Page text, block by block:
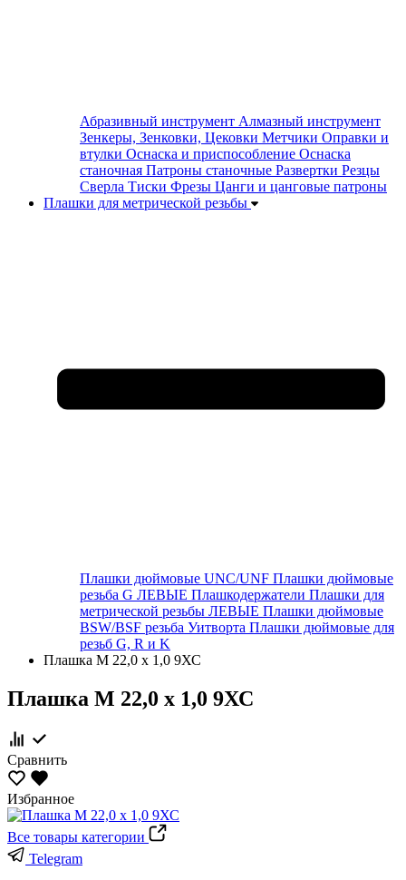
Абразивный инструмент Алмазный инструмент
Зенкеры, Зенковки, Цековки Метчики Оправки и
втулки Оснаска и приспособление Оснаска
станочная Патроны станочные Развертки Резцы
Сверла Тиски Фрезы Цанги и цанговые патроны
Плашки для метрической резьбы
Плашки дюймовые UNC/UNF Плашки дюймовые
резьба G ЛЕВЫЕ Плашкодержатели Плашки для
метрической резьбы ЛЕВЫЕ Плашки дюймовые
BSW/BSF резьба Уитворта Плашки дюймовые для
резьб G, R и K
Плашка М 22,0 х 1,0 9ХС
Плашка М 22,0 х 1,0 9ХС
Сравнить
Избранное
Все товары категории
Telegram